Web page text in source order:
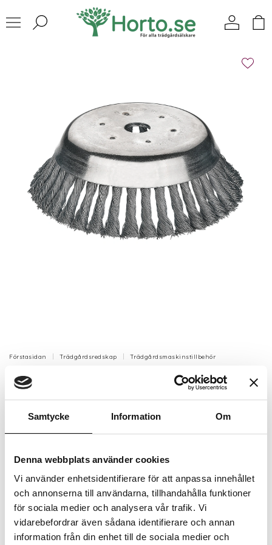
Samtycke Information Om
Denna webbplats använder cookies
Vi använder enhetsidentifierare för att anpassa innehållet
och annonserna till användarna, tillhandahålla funktioner
för sociala medier och analysera vår trafik. Vi
vidarebefordrar även sådana identifierare och annan
information från din enhet till de sociala medier och
Förstasidan Trädgårdsredskap Trädgårdsmaskinstillbehör
Stålborste till Grästrimmer 155mm
20mm hål
Ny optimerad version
Finns i lager (7 st)
Inkl. moms: 499 kr
Lägg i varukorgen